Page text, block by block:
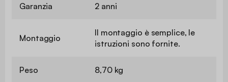
Garanzia 2 anni
Montaggio
Il montaggio è semplice, le
istruzioni sono fornite.
Peso 8,70 kg